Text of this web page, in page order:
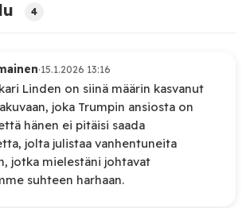
4
·15.1.2026 13:16
Linden on siinä määrin kasvanut
joka Trumpin ansiosta on
hänen ei pitäisi saada
jolta julistaa vanhentuneita
jotka mielestäni johtavat
suhteen harhaan.